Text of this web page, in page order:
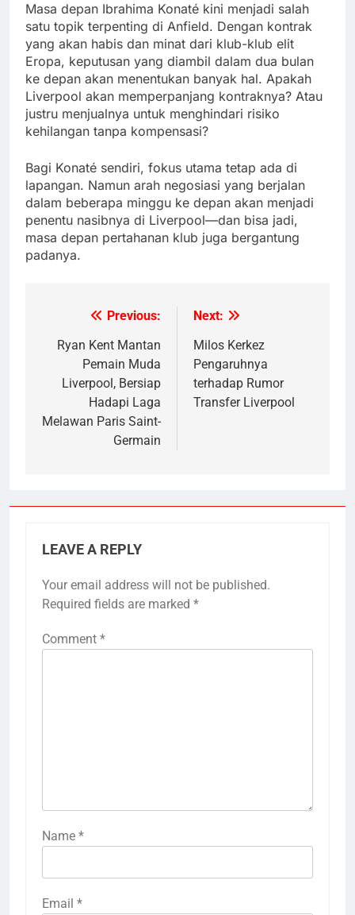
Masa depan Ibrahima Konaté kini menjadi salah
satu topik terpenting di Anfield. Dengan kontrak
yang akan habis dan minat dari klub-klub elit
Eropa, keputusan yang diambil dalam dua bulan
ke depan akan menentukan banyak hal. Apakah
Liverpool akan memperpanjang kontraknya? Atau
justru menjualnya untuk menghindari risiko
kehilangan tanpa kompensasi?
Bagi Konaté sendiri, fokus utama tetap ada di
lapangan. Namun arah negosiasi yang berjalan
dalam beberapa minggu ke depan akan menjadi
penentu nasibnya di Liverpool—dan bisa jadi,
masa depan pertahanan klub juga bergantung
padanya.
navigation
Previous:
Ryan Kent Mantan
Pemain Muda
Liverpool, Bersiap
Hadapi Laga
Melawan Paris Saint-
Germain
Next:
Milos Kerkez
Pengaruhnya
terhadap Rumor
Transfer Liverpool
LEAVE A REPLY
Your email address will not be published.
Required fields are marked *
Comment *
Name *
Email *